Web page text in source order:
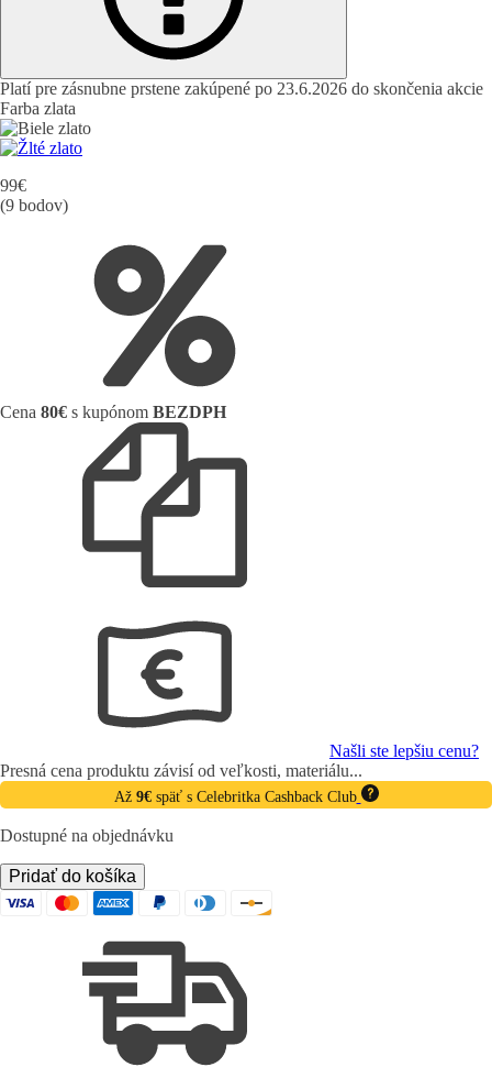
Platí pre zásnubne prstene zakúpené po 23.6.2026 do skončenia akcie
Farba zlata
99€
(9 bodov)
Cena 80€ s kupónom BEZDPH
Našli ste lepšiu cenu?
Presná cena produktu závisí od veľkosti, materiálu...
Až 9€ späť s Celebritka Cashback Club
Dostupné na objednávku
množstvo
Prívesok
písmeno
Pridať do košíka